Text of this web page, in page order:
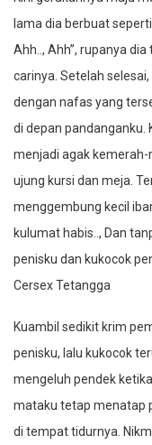
lama dia berbuat
Ahh.., Ahh”, rupanya
carinya. Setelah
dengan nafas yang
di depan pandanganku.
menjadi agak
ujung kursi dan meja.
menggembung kecil
kulumat habis.., Dan
penisku dan kukocok
Cersex Tetangga
Kuambil sedikit krim
penisku, lalu kukocok
mengeluh pendek
mataku tetap menatap
di tempat tidurnya.